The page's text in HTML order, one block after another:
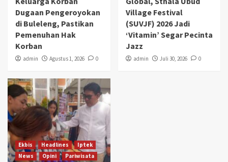
Dugaan Pengeroyokan
di Buleleng, Pastikan
Pemenuhan Hak
Korban
admin Agustus 1, 2026 0
Village Festival
(SUVJF) 2026 Jadi
‘Vitamin’ Segar Pecinta
Jazz
admin Juli 30, 2026 0
Ekbis Headlines
Iptek
News
Opini Pariwisata